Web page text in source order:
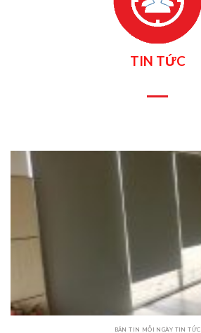
TIN TỨC
BẢN TIN MỖI NGÀY TIN TỨC